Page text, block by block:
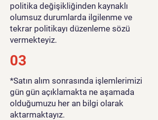
politika değişikliğinden kaynaklı
olumsuz durumlarda ilgilenme ve
tekrar politikayı düzenleme sözü
vermekteyiz.
03
*Satın alım sonrasında işlemlerimizi
gün gün açıklamakta ne aşamada
olduğumuzu her an bilgi olarak
aktarmaktayız.